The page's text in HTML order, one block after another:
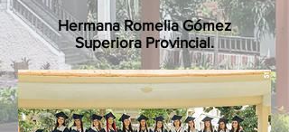
Hermana Romelia Gómez
Superiora Provincial.